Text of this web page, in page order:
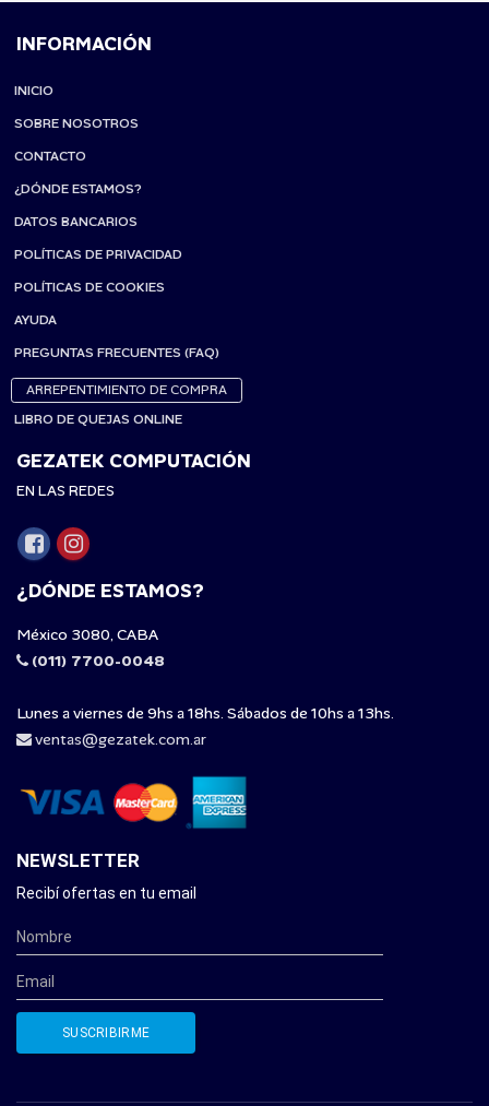
INFORMACIÓN
INICIO
SOBRE NOSOTROS
CONTACTO
¿DÓNDE ESTAMOS?
DATOS BANCARIOS
POLÍTICAS DE PRIVACIDAD
POLÍTICAS DE COOKIES
AYUDA
PREGUNTAS FRECUENTES (FAQ)
ARREPENTIMIENTO DE COMPRA
LIBRO DE QUEJAS ONLINE
GEZATEK COMPUTACIÓN
EN LAS REDES
¿DÓNDE ESTAMOS?
México 3080, CABA
(011) 7700-0048
Lunes a viernes de 9hs a 18hs. Sábados de 10hs a 13hs.
ventas@gezatek.com.ar
NEWSLETTER
Recibí ofertas en tu email